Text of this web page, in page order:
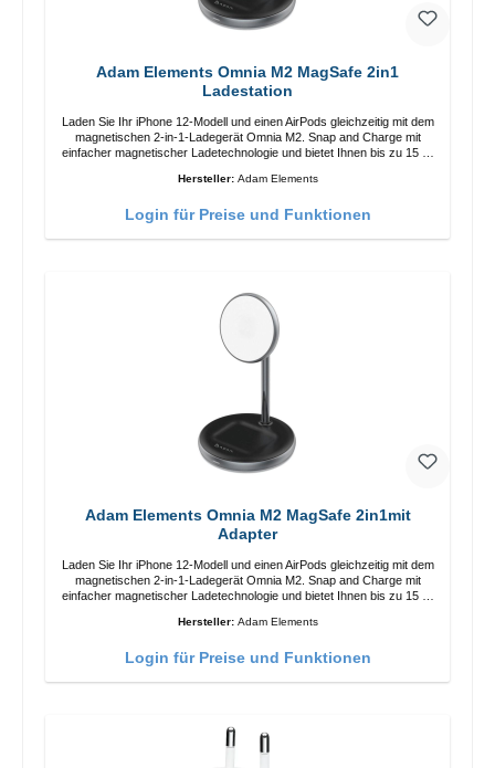
Adam Elements Omnia M2 MagSafe 2in1
Ladestation
Laden Sie Ihr iPhone 12-Modell und einen AirPods gleichzeitig mit dem
magnetischen 2-in-1-Ladegerät Omnia M2. Snap and Charge mit
einfacher magnetischer Ladetechnologie und bietet Ihnen bis zu 15 W
ermöglicht das Design mit einstellbarem Ladewinkel eine einfache
Funktionen Kabellose Ladeleistung von bis zu 15 W für schnelles
Lade-LED-Anzeige
Hersteller: Adam Elements
Login für Preise und Funktionen
Adam Elements Omnia M2 MagSafe 2in1mit
Adapter
Laden Sie Ihr iPhone 12-Modell und einen AirPods gleichzeitig mit dem
magnetischen 2-in-1-Ladegerät Omnia M2. Snap and Charge mit
einfacher magnetischer Ladetechnologie und bietet Ihnen bis zu 15 W
ermöglicht das Design mit einstellbarem Ladewinkel eine einfache
Funktionen Kabellose Ladeleistung von bis zu 15 W für schnelles
Lade-LED-Anzeige
Hersteller: Adam Elements
Login für Preise und Funktionen